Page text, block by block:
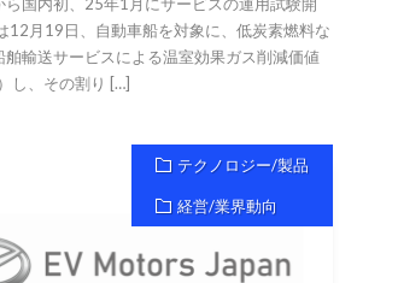
12月19日、自動車船を対象に、低炭素燃料な
舶輸送サービスによる温室効果ガス削減価値
し、その割り […]
テクノロジー/製品
経営/業界動向